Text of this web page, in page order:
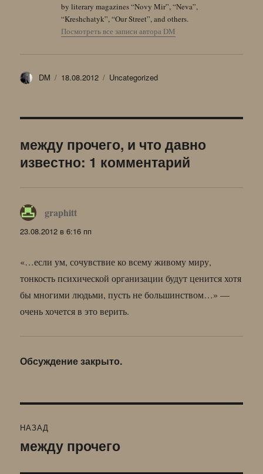
by literary magazines “Novy Mir”, “Neva”,
“Kreshchatyk”, “Our Street”, and others.
Посмотреть все записи автора DM
Автор
DM Опубликовано
18.08.2012 Рубрики
Uncategorized
между прочего, и что давно
известно: 1 комментарий
graphitt
23.08.2012 в 6:16 пп
«…если ум, сочувствие ко всему живому миру,
тонкость психической организации будут ценится хотя
бы многими людьми, пусть не большинством…» —
очень хочется в это верить.
Обсуждение закрыто.
по
НАЗАД
Предыдущая
между прочего